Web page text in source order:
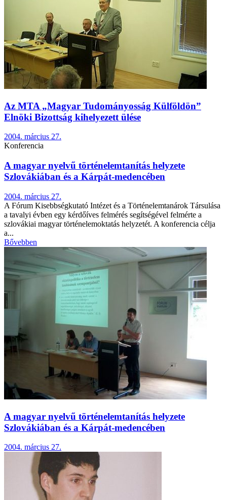
Az MTA „Magyar Tudományosság Külföldön”
Elnöki Bizottság kihelyezett ülése
2004. március 27.
Konferencia
A magyar nyelvű történelemtanítás helyzete
Szlovákiában és a Kárpát-medencében
2004. március 27.
A Fórum Kisebbségkutató Intézet és a Történelemtanárok Társulása
a tavalyi évben egy kérdőíves felmérés segítségével felmérte a
szlovákiai magyar történelemoktatás helyzetét. A konferencia célja
a...
Bővebben
A magyar nyelvű történelemtanítás helyzete
Szlovákiában és a Kárpát-medencében
2004. március 27.